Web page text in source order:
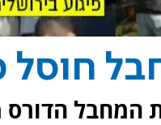
חוסל
המחבל הדורס